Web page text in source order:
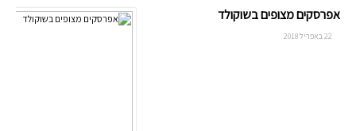
אפרסקים מצופים בשוקולד
22 באפריל 2018